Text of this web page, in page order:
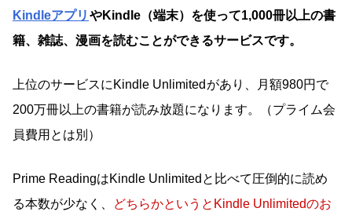
Kindleアプリ やKindle（端末）を使って1,000冊以上の書
籍、雑誌、漫画を読むことができるサービスです。
上位のサービスに Kindle Unlimited があり、月額980円で
200万冊以上の書籍が読み放題になります。（プライム会
員費用とは別）
Prime ReadingはKindle Unlimitedと比べて圧倒的に読め
る本数が少なく、
どちらかというとKindle Unlimitedのお